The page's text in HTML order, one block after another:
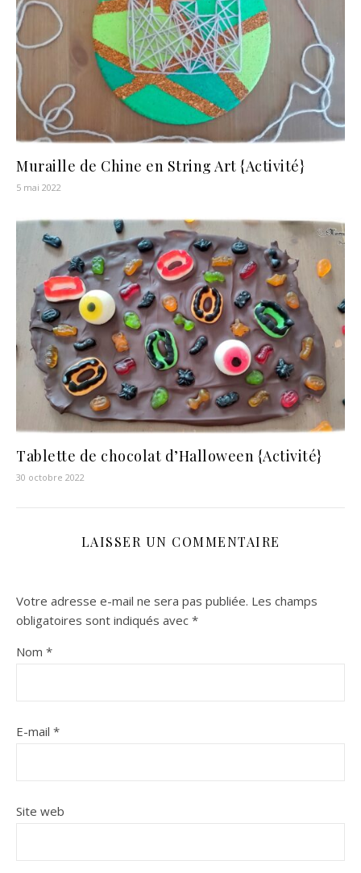
Muraille de Chine en String Art {Activité}
5 mai 2022
Tablette de chocolat d’Halloween {Activité}
30 octobre 2022
LAISSER UN COMMENTAIRE
Votre adresse e-mail ne sera pas publiée. Les champs
obligatoires sont indiqués avec *
Nom *
E-mail *
Site web